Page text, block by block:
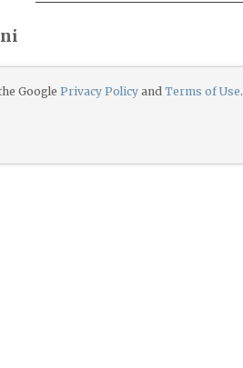
Google Privacy Policy and Terms of Use.